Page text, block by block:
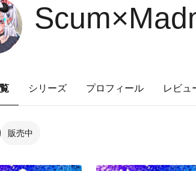
シリーズ プロフィール レビュ
販売中